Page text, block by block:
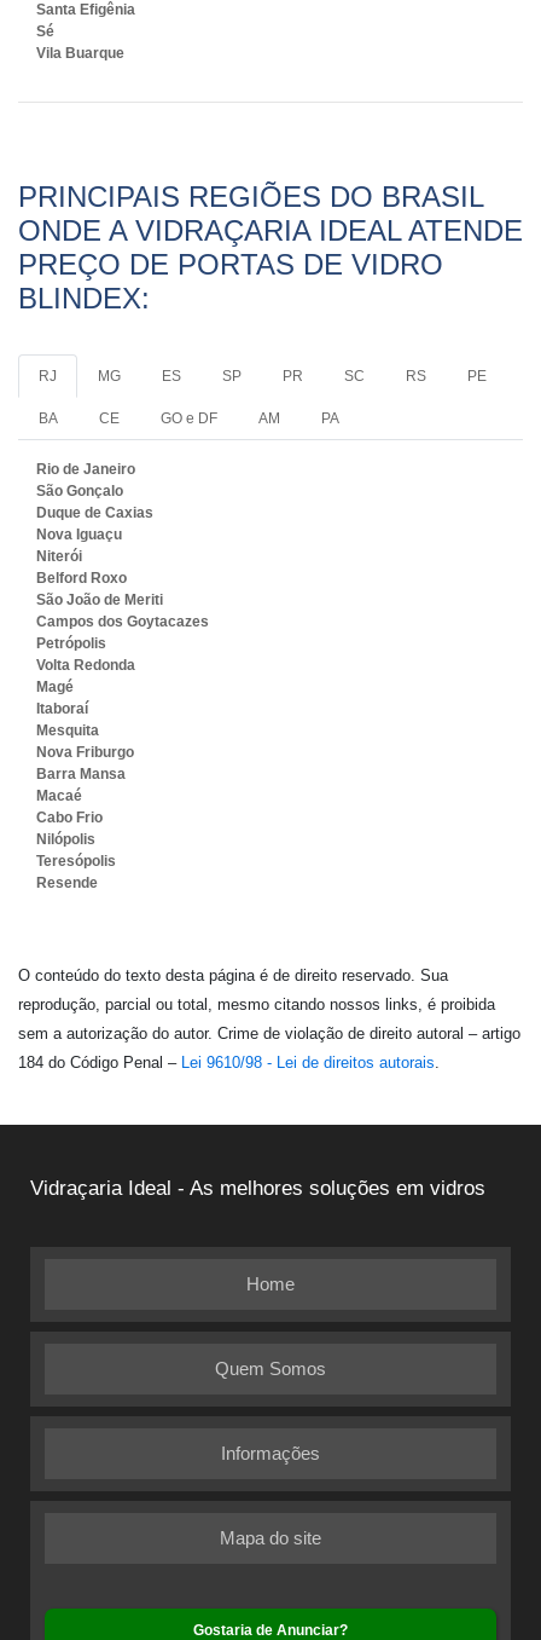
Santa Efigênia
Sé
Vila Buarque
PRINCIPAIS REGIÕES DO BRASIL
ONDE A VIDRAÇARIA IDEAL ATENDE
PREÇO DE PORTAS DE VIDRO
BLINDEX:
RJ MG ES SP PR SC RS PE
BA CE GO e DF AM PA
Rio de Janeiro
São Gonçalo
Duque de Caxias
Nova Iguaçu
Niterói
Belford Roxo
São João de Meriti
Campos dos Goytacazes
Petrópolis
Volta Redonda
Magé
Itaboraí
Mesquita
Nova Friburgo
Barra Mansa
Macaé
Cabo Frio
Nilópolis
Teresópolis
Resende
O conteúdo do texto desta página é de direito reservado. Sua
reprodução, parcial ou total, mesmo citando nossos links, é proibida
sem a autorização do autor. Crime de violação de direito autoral – artigo
184 do Código Penal – Lei 9610/98 - Lei de direitos autorais.
Vidraçaria Ideal - As melhores soluções em vidros
Home
Quem Somos
Informações
Mapa do site
Gostaria de Anunciar?